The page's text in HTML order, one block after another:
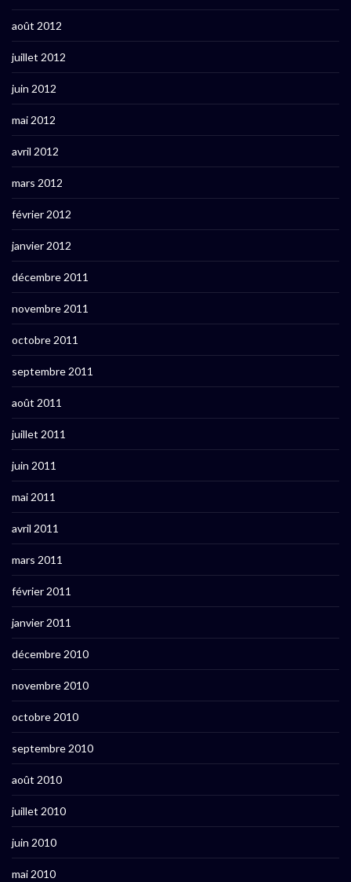
août 2012
juillet 2012
juin 2012
mai 2012
avril 2012
mars 2012
février 2012
janvier 2012
décembre 2011
novembre 2011
octobre 2011
septembre 2011
août 2011
juillet 2011
juin 2011
mai 2011
avril 2011
mars 2011
février 2011
janvier 2011
décembre 2010
novembre 2010
octobre 2010
septembre 2010
août 2010
juillet 2010
juin 2010
mai 2010